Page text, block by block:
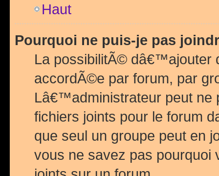
Haut
Pourquoi ne puis-je pas
La possibilitÃ© dâ€™ajouter
accordÃ©e par forum, par
Lâ€™administrateur peut
fichiers joints pour le forum
que seul un groupe peut en
vous ne savez pas pourquoi